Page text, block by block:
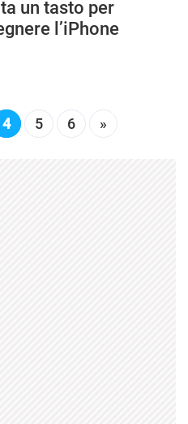
un tasto per
l’iPhone
4 5 6 »